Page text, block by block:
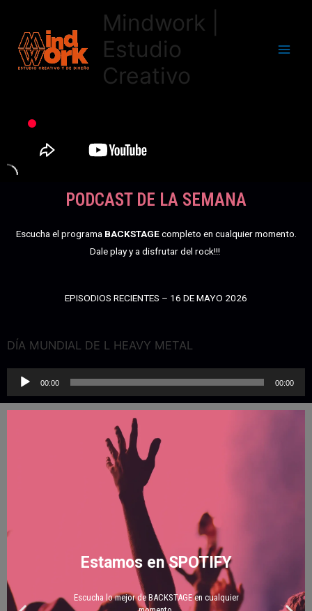
Mindwork |
Estudio
Creativo
PODCAST DE LA SEMANA
Escucha el programa BACKSTAGEcompleto en cualquier momento.
Dale play y a disfrutar del rock!!!
EPISODIOS RECIENTES – 16 DE MAYO 2026
DÍA MUNDIAL DE L HEAVY METAL
Reproductor
audio
00:00 00:00
Estamos en SPOTIFY
Escucha lo mejor de BACKSTAGE en cualquier